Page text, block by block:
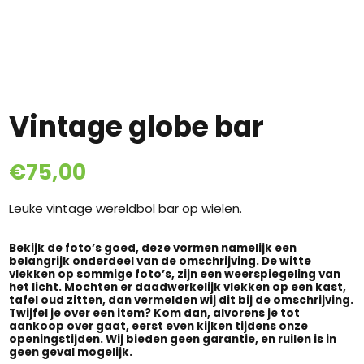
Vintage globe bar
€75,00
Leuke vintage wereldbol bar op wielen.
Bekijk de foto’s goed, deze vormen namelijk een
belangrijk onderdeel van de omschrijving. De witte
vlekken op sommige foto’s, zijn een weerspiegeling van
het licht. Mochten er daadwerkelijk vlekken op een kast,
tafel oud zitten, dan vermelden wij dit bij de omschrijving.
Twijfel je over een item? Kom dan, alvorens je tot
aankoop over gaat, eerst even kijken tijdens onze
openingstijden. Wij bieden geen garantie, en ruilen is in
geen geval mogelijk.